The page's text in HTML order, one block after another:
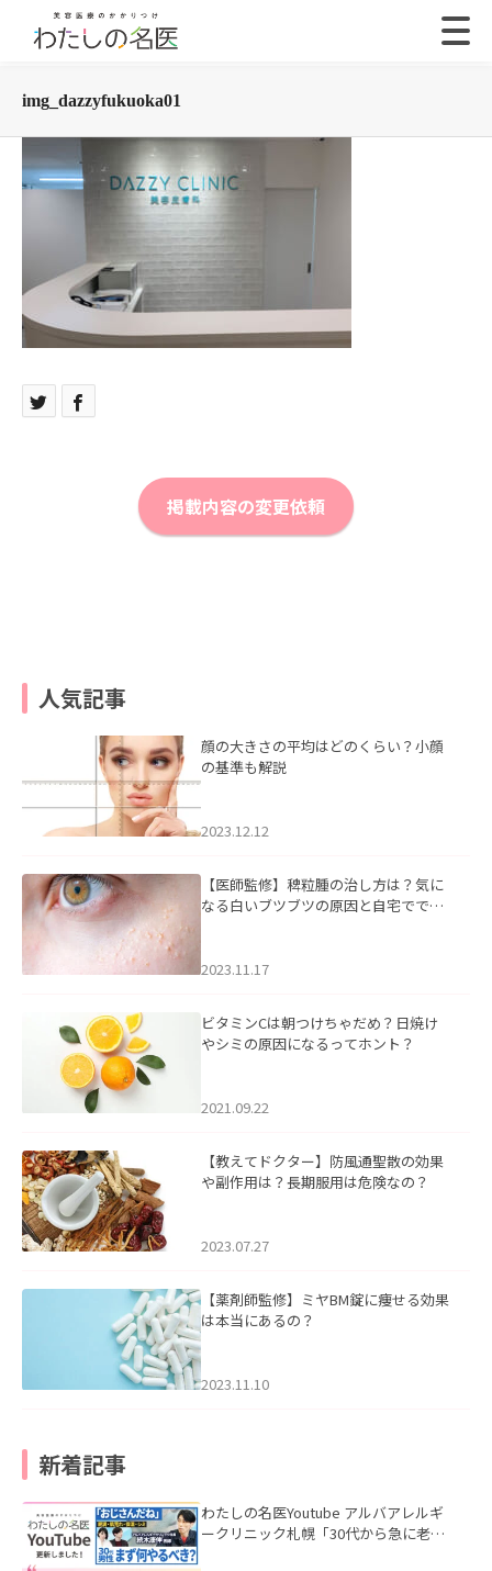
img_dazzyfukuoka01
掲載内容の変更依頼
人気記事
顔の大きさの平均はどのくらい？小顔
の基準も解説
2023.12.12
【医師監修】稗粒腫の治し方は？気に
なる白いブツブツの原因と自宅ででき
2023.11.17
ビタミンCは朝つけちゃだめ？日焼け
やシミの原因になるってホント？
2021.09.22
【教えてドクター】防風通聖散の効果
や副作用は？長期服用は危険なの？
2023.07.27
【薬剤師監修】ミヤBM錠に痩せる効果
は本当にあるの？
2023.11.10
新着記事
わたしの名医Youtube アルバアレルギ
ークリニック札幌「30代から急に老け